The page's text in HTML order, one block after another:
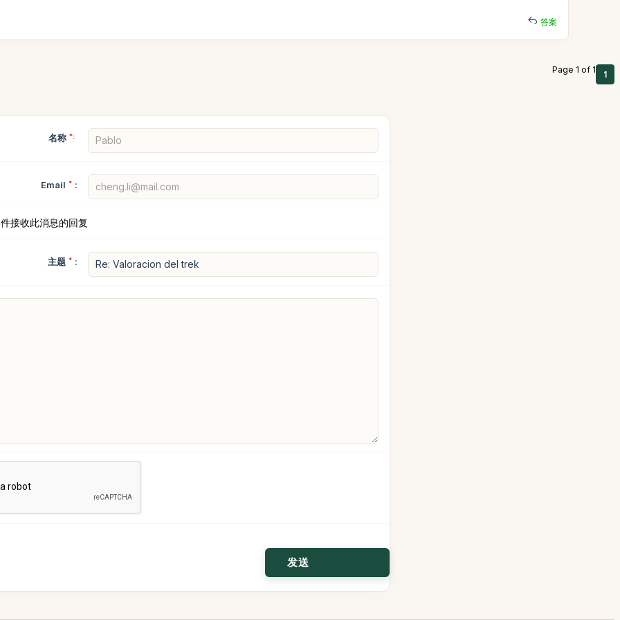
答案
Page 1 of 1 1
名称 *:
Email * :
接收此消息的回复
主题 * :